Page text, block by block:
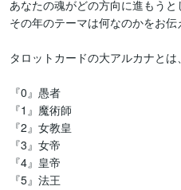
あなたの魂がどの方向に進もうと
その年のテーマは何なのかをお伝
タロットカードの大アルカナとは、
『0』愚者
『1』魔術師
『2』女教皇
『3』女帝
『4』皇帝
『5』法王